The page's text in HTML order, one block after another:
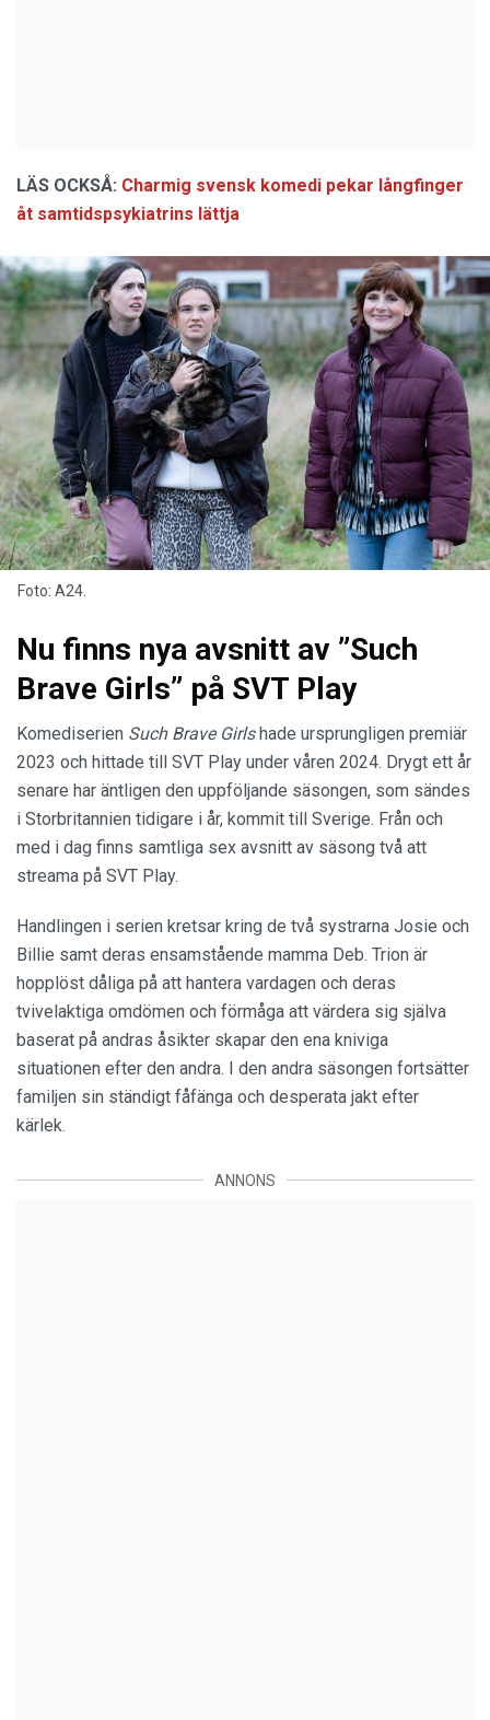
LÄS OCKSÅ: Charmig svensk komedi pekar långfinger
åt samtidspsykiatrins lättja
Foto: A24.
Nu finns nya avsnitt av ”Such
Brave Girls” på SVT Play
Komediserien Such Brave Girlshade ursprungligen premiär
2023 och hittade till SVT Play under våren 2024. Drygt ett år
senare har äntligen den uppföljande säsongen, som sändes
i Storbritannien tidigare i år, kommit till Sverige. Från och
med i dag finns samtliga sex avsnitt av säsong två att
streama på SVT Play.
Handlingen i serien kretsar kring de två systrarna Josie och
Billie samt deras ensamstående mamma Deb. Trion är
hopplöst dåliga på att hantera vardagen och deras
tvivelaktiga omdömen och förmåga att värdera sig själva
baserat på andras åsikter skapar den ena kniviga
situationen efter den andra. I den andra säsongen fortsätter
familjen sin ständigt fåfänga och desperata jakt efter
kärlek.
ANNONS